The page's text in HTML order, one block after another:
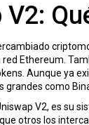
V2:
Ethereum .
Aunque ya
grandes como
V2, es su
otros los